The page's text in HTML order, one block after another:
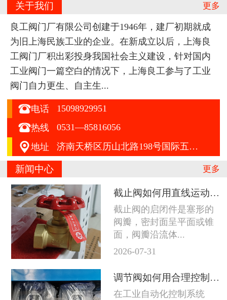
更多
关于我们
良工阀门厂有限公司创建于1946年，建厂初期就成
为旧上海民族工业的企业。在新成立以后，上海良
工阀门厂积出彩投身我国社会主义建设，针对国内
工业阀门一篇空白的情况下，上海良工参与了工业
阀门自力更生、自主生...
电话 15098929951
热线 0531—85816056
地址 济南天桥区历山北路198号国际五金机电城A区412号
更多
新闻中心
截止阀如何用直线运动征服严苛工况
截止阀的启闭件是塞形的
阀瓣，密封面呈平面或锥
面，阀瓣沿流体...
2026-07-31
调节阀如何用合理控制征服苛刻工况
在工业自动化控制系统